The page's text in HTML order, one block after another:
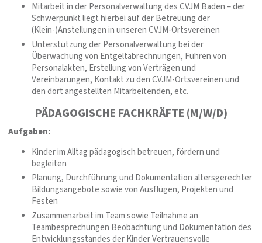
Mitarbeit in der Personalverwaltung des CVJM Baden – der
Schwerpunkt liegt hierbei auf der Betreuung der
(Klein-)Anstellungen in unseren CVJM-Ortsvereinen
Unterstützung der Personalverwaltung bei der
Überwachung von Entgeltabrechnungen, Führen von
Personalakten, Erstellung von Verträgen und
Vereinbarungen, Kontakt zu den CVJM-Ortsvereinen und
den dort angestellten Mitarbeitenden, etc.
PÄDAGOGISCHE FACHKRÄFTE (M/W/D)
Aufgaben:
Kinder im Alltag pädagogisch betreuen, fördern und
begleiten
Planung, Durchführung und Dokumentation altersgerechter
Bildungsangebote sowie von Ausflügen, Projekten und
Festen
Zusammenarbeit im Team sowie Teilnahme an
Teambesprechungen Beobachtung und Dokumentation des
Entwicklungsstandes der Kinder Vertrauensvolle